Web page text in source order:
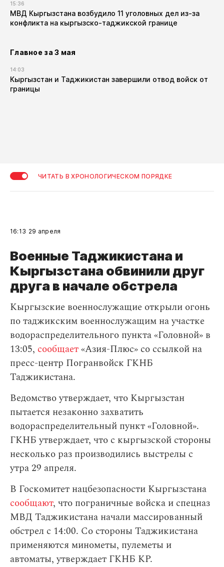
15:36
МВД Кыргызстана возбудило 11 уголовных дел из-за
конфликта на кыргызско-таджикской границе
Главное за 3 мая
14:03
Кыргызстан и Таджикистан завершили отвод войск от
границы
ЧИТАТЬ В ХРОНОЛОГИЧЕСКОМ ПОРЯДКЕ
16:13 29 апреля
Военные Таджикистана и
Кыргызстана обвинили друг
друга в начале обстрела
Кыргызские военнослужащие открыли огонь
по таджикским военнослужащим на участке
водораспределительного пункта «Головной» в
13:05, сообщает«Азия-Плюс» со ссылкой на
пресс-центр Погранвойск ГКНБ
Таджикистана.
Ведомство утверждает, что Кыргызстан
пытается незаконно захватить
водораспределительный пункт «Головной».
ГКНБ утверждает, что с кыргызской стороны
несколько раз производились выстрелы с
утра 29 апреля.
В Госкомитет нацбезопасности Кыргызстана
сообщают, что пограничные войска и спецназ
МВД Таджикистана начали массированный
обстрел с 14:00. Со стороны Таджикистана
применяются минометы, пулеметы и
автоматы, утверждает ГКНБ КР.